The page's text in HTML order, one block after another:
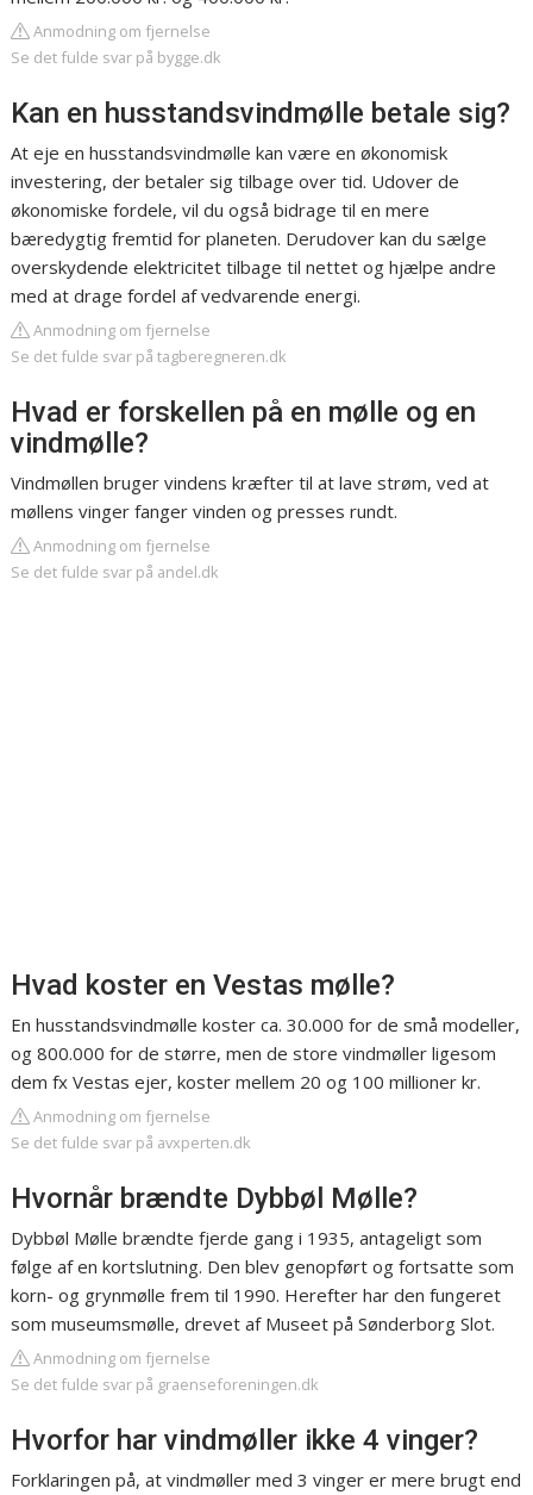
Anmodning om fjernelse
Se det fulde svar på bygge.dk
Kan en husstandsvindmølle betale sig?
At eje en husstandsvindmølle kan være en økonomisk
investering, der betaler sig tilbage over tid. Udover de
økonomiske fordele, vil du også bidrage til en mere
bæredygtig fremtid for planeten. Derudover kan du sælge
overskydende elektricitet tilbage til nettet og hjælpe andre
med at drage fordel af vedvarende energi.
Anmodning om fjernelse
Se det fulde svar på tagberegneren.dk
Hvad er forskellen på en mølle og en
vindmølle?
Vindmøllen bruger vindens kræfter til at lave strøm, ved at
møllens vinger fanger vinden og presses rundt.
Anmodning om fjernelse
Se det fulde svar på andel.dk
Hvad koster en Vestas mølle?
En husstandsvindmølle koster ca. 30.000 for de små modeller,
og 800.000 for de større, men de store vindmøller ligesom
dem fx Vestas ejer, koster mellem 20 og 100 millioner kr.
Anmodning om fjernelse
Se det fulde svar på avxperten.dk
Hvornår brændte Dybbøl Mølle?
Dybbøl Mølle brændte fjerde gang i 1935, antageligt som
følge af en kortslutning. Den blev genopført og fortsatte som
korn- og grynmølle frem til 1990. Herefter har den fungeret
som museumsmølle, drevet af Museet på Sønderborg Slot.
Anmodning om fjernelse
Se det fulde svar på graenseforeningen.dk
Hvorfor har vindmøller ikke 4 vinger?
Forklaringen på, at vindmøller med 3 vinger er mere brugt end